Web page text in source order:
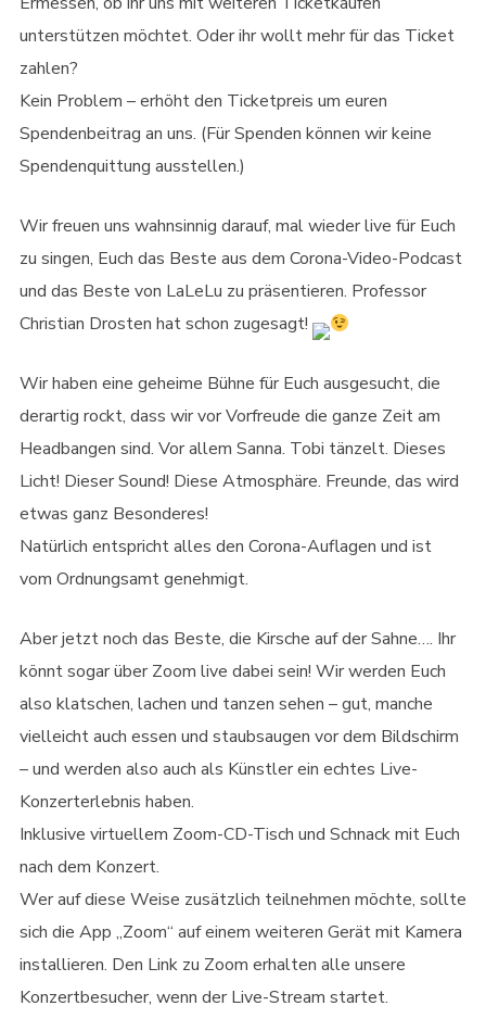
unterstützen möchtet. Oder ihr wollt mehr für das Ticket
zahlen?
Kein Problem – erhöht den Ticketpreis um euren
Spendenbeitrag an uns. (Für Spenden können wir keine
Spendenquittung ausstellen.)
Wir freuen uns wahnsinnig darauf, mal wieder live für Euch
zu singen, Euch das Beste aus dem Corona-Video-Podcast
und das Beste von LaLeLu zu präsentieren. Professor
Christian Drosten hat schon zugesagt!
Wir haben eine geheime Bühne für Euch ausgesucht, die
derartig rockt, dass wir vor Vorfreude die ganze Zeit am
Headbangen sind. Vor allem Sanna. Tobi tänzelt. Dieses
Licht! Dieser Sound! Diese Atmosphäre. Freunde, das wird
etwas ganz Besonderes!
Natürlich entspricht alles den Corona-Auflagen und ist
vom Ordnungsamt genehmigt.
Aber jetzt noch das Beste, die Kirsche auf der Sahne…. Ihr
könnt sogar über Zoom live dabei sein! Wir werden Euch
also klatschen, lachen und tanzen sehen – gut, manche
vielleicht auch essen und staubsaugen vor dem Bildschirm
– und werden also auch als Künstler ein echtes Live-
Konzerterlebnis haben.
Inklusive virtuellem Zoom-CD-Tisch und Schnack mit Euch
nach dem Konzert.
Wer auf diese Weise zusätzlich teilnehmen möchte, sollte
sich die App „Zoom“ auf einem weiteren Gerät mit Kamera
installieren. Den Link zu Zoom erhalten alle unsere
Konzertbesucher, wenn der Live-Stream startet.